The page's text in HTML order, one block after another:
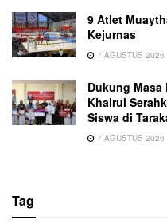
9 Atlet
Kejurnas
7 AGUSTUS 2026
Dukung Masa
Khairul
Siswa di
7 AGUSTUS 2026
Tag